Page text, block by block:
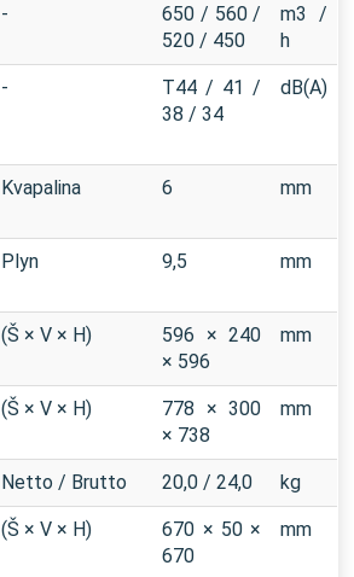
-
650 / 560 /
520 / 450
m3 /
h
-
T44 / 41 /
38 / 34
dB(A)
Kvapalina 6 mm
Plyn 9,5 mm
(Š × V × H)
596 × 240
× 596
mm
(Š × V × H)
778 × 300
× 738
mm
Netto / Brutto 20,0 / 24,0 kg
(Š × V × H)
670 × 50 ×
670
mm